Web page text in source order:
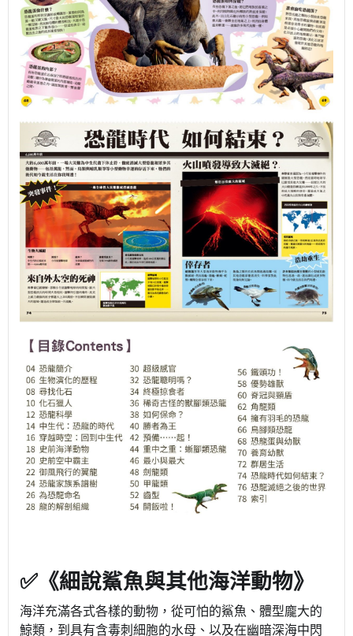
✅《細說鯊魚與其他海洋動物》
海洋充滿各式各樣的動物，從可怕的鯊魚、體型龐大的
鯨類，到具有含毒刺細胞的水母、以及在幽暗深海中閃